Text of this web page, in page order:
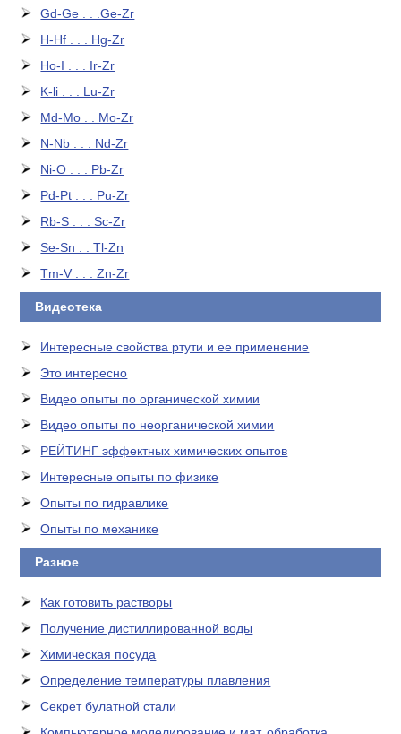
Gd-Ge . . .Ge-Zr
H-Hf . . . Hg-Zr
Ho-I . . . Ir-Zr
K-li . . . Lu-Zr
Md-Mo . . Mo-Zr
N-Nb . . . Nd-Zr
Ni-O . . . Pb-Zr
Pd-Pt . . . Pu-Zr
Rb-S . . . Sc-Zr
Se-Sn . . Tl-Zn
Tm-V . . . Zn-Zr
Видеотека
Интересные свойства ртути и ее применение
Это интересно
Видео опыты по органической химии
Видео опыты по неорганической химии
РЕЙТИНГ эффектных химических опытов
Интересные опыты по физике
Опыты по гидравлике
Опыты по механике
Разное
Как готовить растворы
Получение дистиллированной воды
Химическая посуда
Определение температуры плавления
Секрет булатной стали